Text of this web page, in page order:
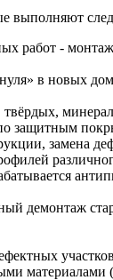
выполняют
работ -
в новых
защитным
замена
демонтаж